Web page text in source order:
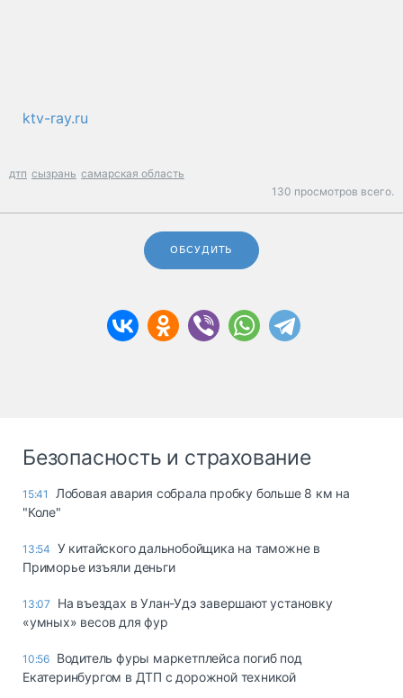
ktv-ray.ru
дтп сызрань самарская область
130 просмотров всего.
ОБСУДИТЬ
Безопасность и страхование
15:41
Лобовая авария собрала пробку больше 8 км на
"Коле"
13:54 У китайского дальнобойщика на таможне в
Приморье изъяли деньги
13:07
Ha въeздax в Улaн-Удэ зaвepшaют ycтaнoвкy
«yмныx» вecoв для фyp
10:56 Водитель фуры маркетплейса погиб под
Екатеринбургом в ДТП с дорожной техникой